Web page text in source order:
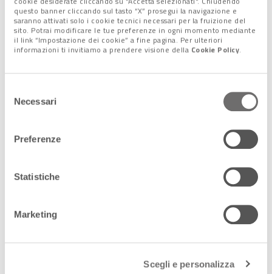
questo banner cliccando sul tasto “X” prosegui la navigazione e
saranno attivati solo i cookie tecnici necessari per la fruizione del
sito. Potrai modificare le tue preferenze in ogni momento mediante
il link “Impostazione dei cookie” a fine pagina. Per ulteriori
informazioni ti invitiamo a prendere visione della Cookie Policy.
delNecessari
Preferenze
Statistiche
Marketing
Scegli e personalizza
Le professioni del futuro tra
effetti speciali, grafiche
tridimensionali e intelligenza
artificiale
Academy amplierà ulteriormente la suo proposta formativa –
sette percorsi
che uniscono tradizione artistica,
sperimentazione e produzione. L’obiettivo è di aprire sbocchi
videogames e della moda. Diversi nostri studenti ora lavorano
in importanti realtà, per nominarne una su tutte Silvia
laboratori
altamente tecnologici.
studenti, tutte dotate di monitor giapponesi Eizo, che sono